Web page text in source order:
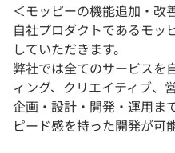
＜モッピーの機能追加・改
自社プロダクトであるモッ
していただきます。
弊社では全てのサービスを
ィング、クリエイティブ、
企画・設計・開発・運用ま
ピード感を持った開発が可